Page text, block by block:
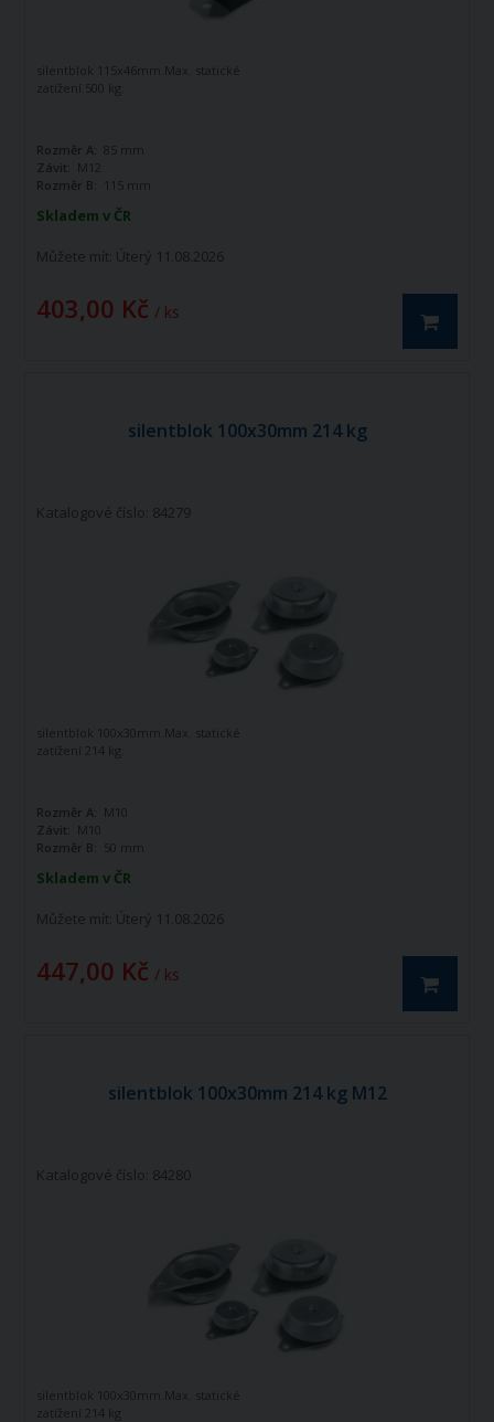
Skladem v ČR
Můžete mít: Úterý 11.08.2026
403,00 Kč / ks
silentblok 115x46mm.Max. statické
zatížení.500 kg.
Rozměr A:
85 mm
Závit: M12
Rozměr B:
115 mm
silentblok 100x30mm 214 kg
Katalogové číslo: 84279
Skladem v ČR
Můžete mít: Úterý 11.08.2026
447,00 Kč / ks
silentblok 100x30mm.Max. statické
zatížení 214 kg.
Rozměr A: M10
Závit: M10
Rozměr B:
50 mm
silentblok 100x30mm 214 kg M12
Katalogové číslo: 84280
silentblok 100x30mm.Max. statické
zatížení 214 kg